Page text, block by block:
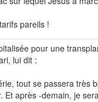
pareils !
pour une
lui dit :
tout se passera très
Et après -demain, je